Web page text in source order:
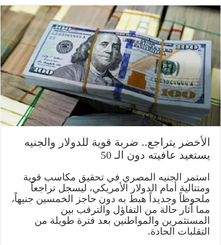
الأخضر يتراجع.. ضربة قوية للدولار والجنيه
يستعيد عافيته دون الـ 50
استمر الجنيه المصري في تحقيق مكاسب قوية
ومتتالية أمام الدولار الأمريكي، ليسجل تراجعاً
ملحوظاً وجديداً هبط به دون حاجز الخمسين جنيهاً،
مما أثار حالة من التفاؤل والترقب بين
المستثمرين والمواطنين بعد فترة طويلة من
التقلبات الحادة.